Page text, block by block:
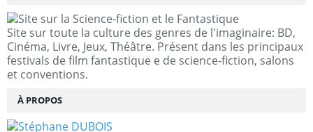
Site sur toute la culture des genres de l'imaginaire: BD,
Cinéma, Livre, Jeux, Théâtre. Présent dans les principaux
festivals de film fantastique e de science-fiction, salons
et conventions.
À PROPOS